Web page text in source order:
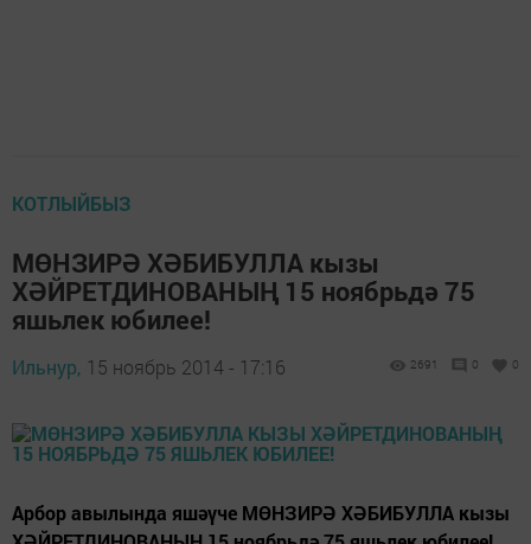
КОТЛЫЙБЫЗ
МӨНЗИРӘ ХӘБИБУЛЛА кызы
ХӘЙРЕТДИНОВАНЫҢ 15 ноябрьдә 75
яшьлек юбилее!
Ильнур, 15 ноябрь 2014 - 17:16 2691 0 0
Арбор авылында яшәүче МӨНЗИРӘ ХӘБИБУЛЛА кызы